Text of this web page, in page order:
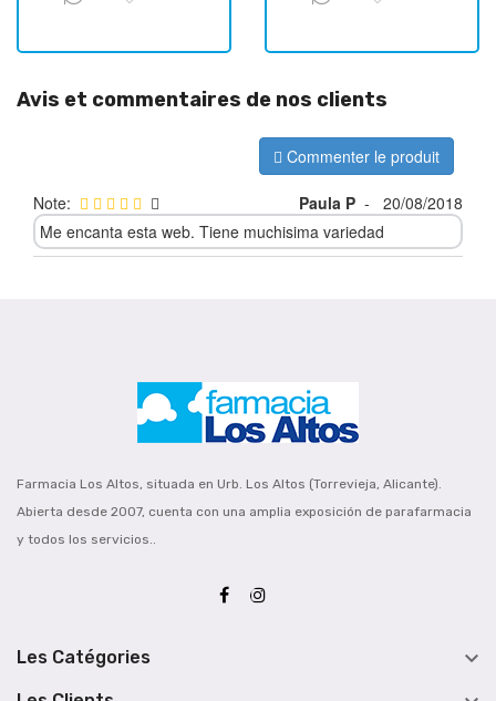
Avis et commentaires de nos clients
Commenter le produit
Note: Paula P -
20/08/2018
Me encanta esta web. Tiene muchisima variedad
Farmacia Los Altos, situada en Urb. Los Altos (Torrevieja, Alicante).
Abierta desde 2007, cuenta con una amplia exposición de parafarmacia
y todos los servicios..
Les Catégories 